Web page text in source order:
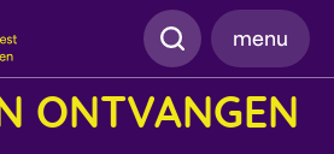
Zoeken
menu
ONTVANGEN